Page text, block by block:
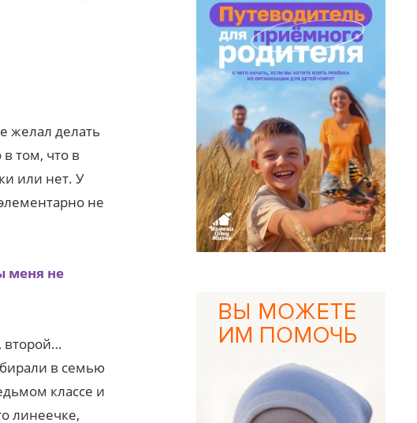
желал делать
том, что в
или нет. У
не
меня не
второй…
в семью
классе и
линеечке,